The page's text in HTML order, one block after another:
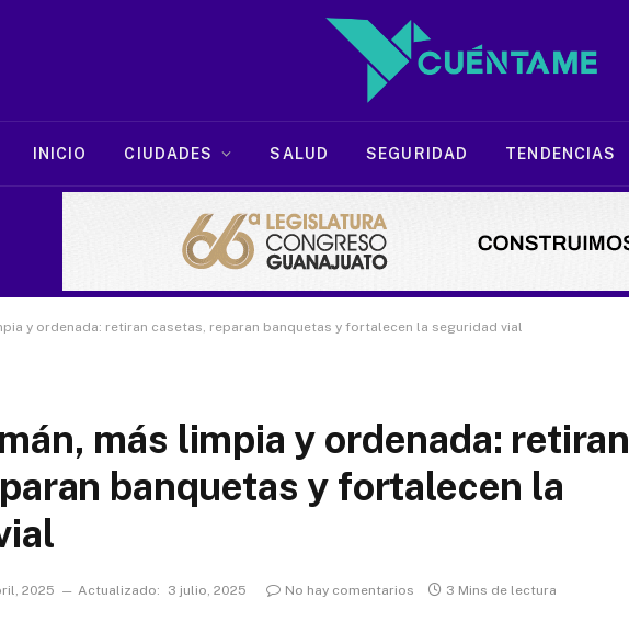
INICIO CIUDADES SALUD SEGURIDAD TENDENCIAS
y ordenada: retiran casetas, reparan banquetas y fortalecen la seguridad vial
más limpia y ordenada: retiran
banquetas y fortalecen la
2025 Actualizado: 3 julio, 2025 No hay comentarios 3 Mins de lectura